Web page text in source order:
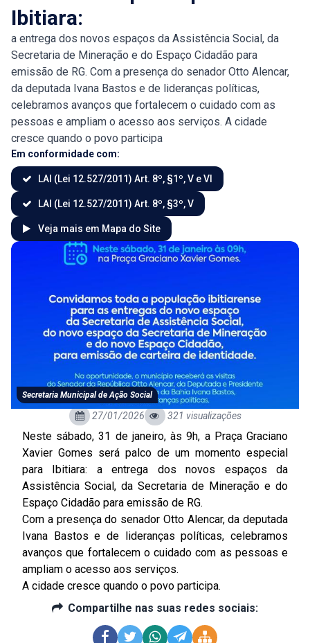
Ibitiara:
a entrega dos novos espaços da Assistência Social, da
Secretaria de Mineração e do Espaço Cidadão para
emissão de RG. Com a presença do senador Otto Alencar,
da deputada Ivana Bastos e de lideranças políticas,
celebramos avanços que fortalecem o cuidado com as
pessoas e ampliam o acesso aos serviços. A cidade
cresce quando o povo participa
Em conformidade com:
LAI (Lei 12.527/2011) Art. 8º, §1º, V e VI
LAI (Lei 12.527/2011) Art. 8º, §3º, V
Veja mais em Mapa do Site
Secretaria Municipal de Ação Social
27/01/2026 321 visualizações
Neste sábado, 31 de janeiro, às 9h, a Praça Graciano
Xavier Gomes será palco de um momento especial
para Ibitiara: a entrega dos novos espaços da
Assistência Social, da Secretaria de Mineração e do
Espaço Cidadão para emissão de RG.
Com a presença do senador Otto Alencar, da deputada
Ivana Bastos e de lideranças políticas, celebramos
avanços que fortalecem o cuidado com as pessoas e
ampliam o acesso aos serviços.
A cidade cresce quando o povo participa.
Compartilhe nas suas redes sociais: